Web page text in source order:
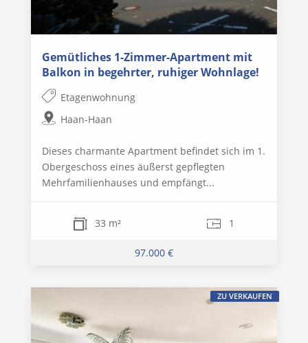
Gemütliches 1-Zimmer-Apartment mit
Balkon in begehrter, ruhiger Wohnlage!
Etagenwohnung
Haan-Haan
Dieses charmante Apartment befindet sich im 1.
Obergeschoss eines äußerst gepflegten
Mehrfamilienhauses und empfängt...
33 m² 1
97.000 €
ZU VERKAUFEN